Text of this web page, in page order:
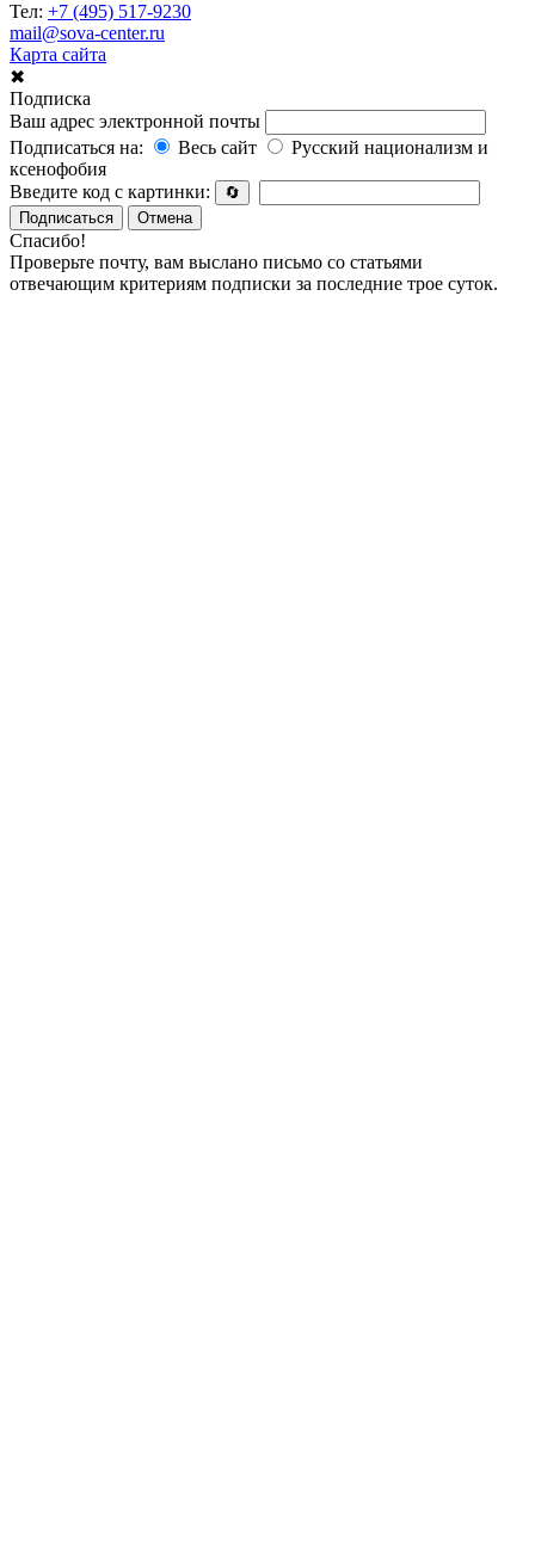
Тел: +7 (495) 517-9230
mail@sova-center.ru
Карта сайта
✖
Подписка
Ваш адрес электронной почты
Подписаться на:
Весь сайт
Русский национализм и
ксенофобия
Введите код с картинки:
🔄
Подписаться
Отмена
Спасибо!
Проверьте почту, вам выслано письмо со статьями
отвечающим критериям подписки за последние трое суток.